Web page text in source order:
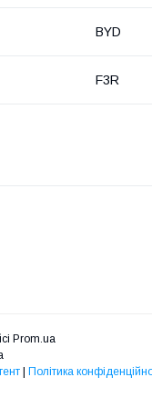
BYD
F3R
Prom.ua
| Політика